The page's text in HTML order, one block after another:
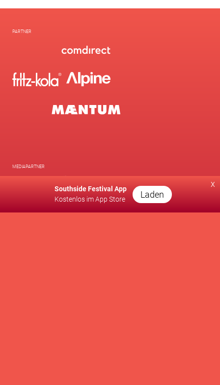
PARTNER
MEDIAPARTNER
x
Southside Festival App
Kostenlos im App Store
Laden